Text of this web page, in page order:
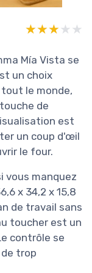
★★★★★
★★★★★
Mía Vista se
un choix
le monde,
de
est
un coup d'œil
le four.
manquez
x 34,2 x 15,8
de travail sans
toucher est un
contrôle se
trop